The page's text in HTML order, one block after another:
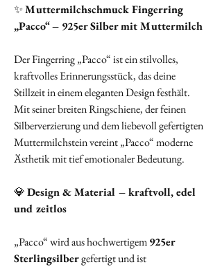
✨Muttermilchschmuck Fingerring
„Pacco“ – 925er Silber mit Muttermilch
Der Fingerring „Pacco“ ist ein stilvolles,
kraftvolles Erinnerungsstück, das deine
Stillzeit in einem eleganten Design festhält.
Mit seiner breiten Ringschiene, der feinen
Silberverzierung und dem liebevoll gefertigten
Muttermilchstein vereint „Pacco“ moderne
Ästhetik mit tief emotionaler Bedeutung.
💎Design & Material – kraftvoll, edel
und zeitlos
„Pacco“ wird aus hochwertigem925er
Sterlingsilbergefertigt und ist